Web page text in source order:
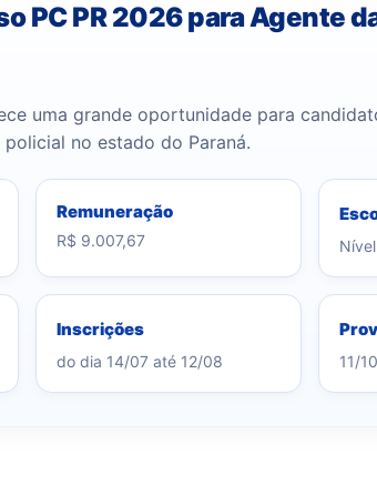
PC PR 2026 para Agente
uma grande oportunidade para
no estado do Paraná.
Remuneração
R$ 9.007,67
Inscrições
do dia 14/07 até 12/08 11/